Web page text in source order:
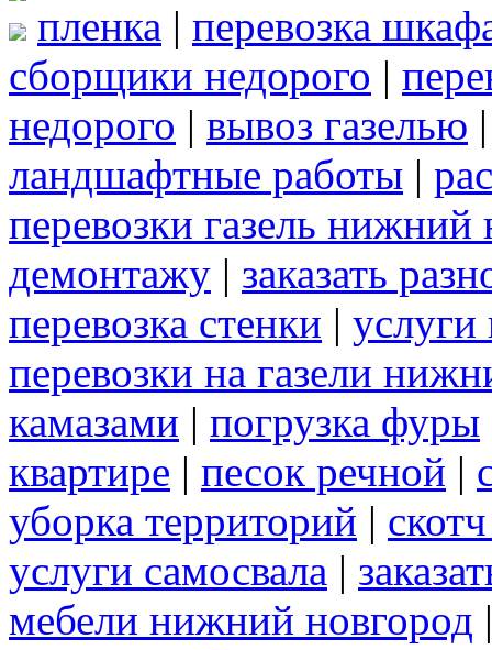
пленка | перевозка
сборщики недорого |
недорого | вывоз газелью
ландшафтные работы |
перевозки газель нижний
демонтажу | заказать
перевозка стенки | услуги
перевозки на газели
камазами | погрузка фуры
квартире | песок речной |
уборка территорий |
услуги самосвала |
мебели нижний новгород